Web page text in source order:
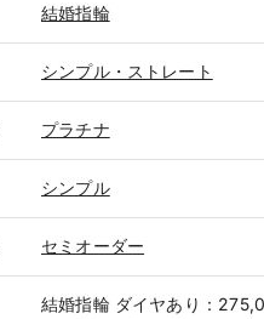
結婚指輪
シンプル・ストレート
プラチナ
シンプル
セミオーダー
結婚指輪 ダイヤあり ：